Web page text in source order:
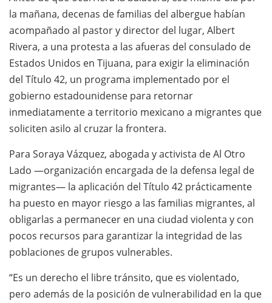
la mañana, decenas de familias del albergue habían
acompañado al pastor y director del lugar, Albert
Rivera, a una protesta a las afueras del consulado de
Estados Unidos en Tijuana, para exigir la eliminación
del Título 42, un programa implementado por el
gobierno estadounidense para retornar
inmediatamente a territorio mexicano a migrantes que
soliciten asilo al cruzar la frontera.
Para Soraya Vázquez, abogada y activista de Al Otro
Lado —organización encargada de la defensa legal de
migrantes— la aplicación del Título 42 prácticamente
ha puesto en mayor riesgo a las familias migrantes, al
obligarlas a permanecer en una ciudad violenta y con
pocos recursos para garantizar la integridad de las
poblaciones de grupos vulnerables.
“Es un derecho el libre tránsito, que es violentado,
pero además de la posición de vulnerabilidad en la que